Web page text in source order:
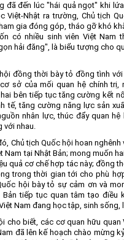
đã đến lúc "hái quả ngọt" khi
Việt-Nhật ra trường, Chủ tịch
gia đóng góp, tháo gỡ khó
có nhiều sinh viên Việt Nam
hải đăng", là biểu tượng cho
đồng thời bày tỏ đồng tình
sở của mối quan hệ chính trị,
bên tiếp tục tăng cường kết
tế, tăng cường năng lực sản
nhân lực, thúc đẩy quan
với nhau.
Chủ tịch Quốc hội hoan
Nam tại Nhật Bản; mong muốn
quả cơ chế hợp tác này; đồng
trong thời gian tới cho phù
hội bày tỏ sự cảm ơn và
Bản tiếp tục quan tâm tạo điều
Nam đang học tập, sinh sống,
cho biết, các cơ quan hữu quan
đã lên kế hoạch chào mừng